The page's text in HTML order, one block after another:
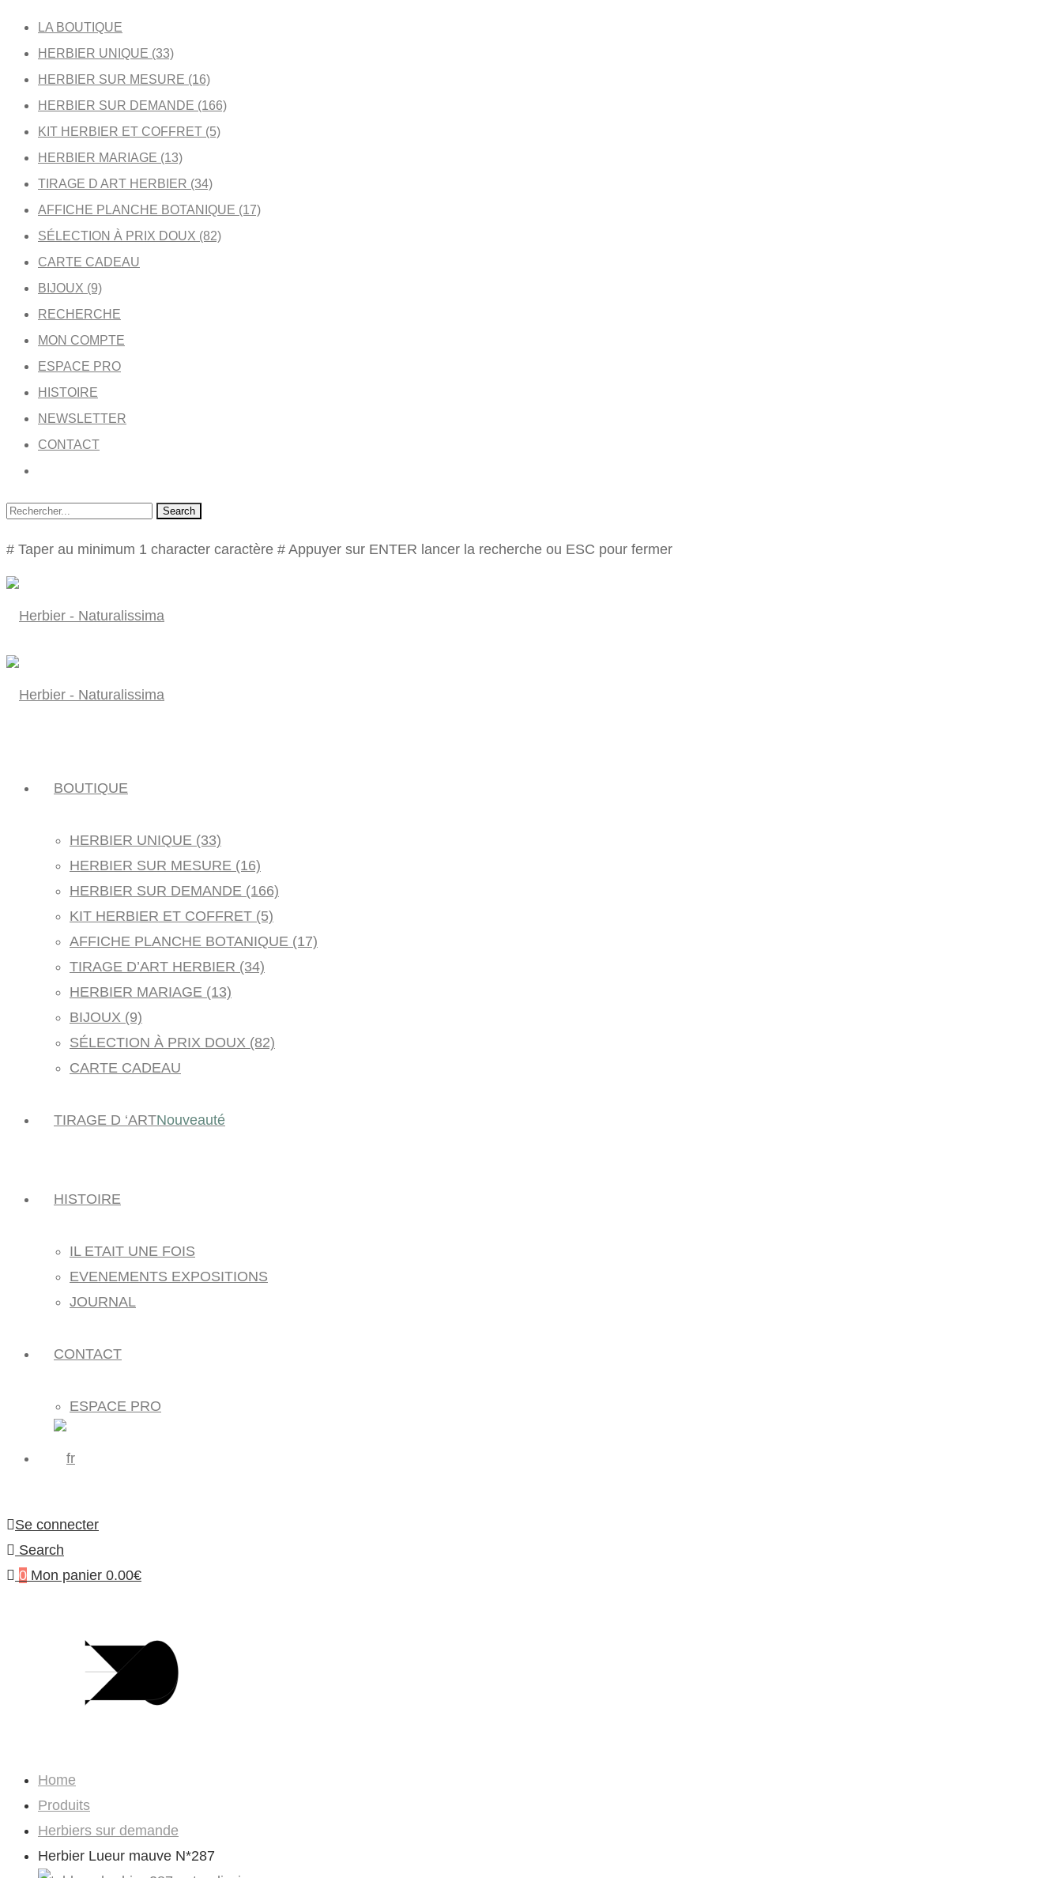
LA BOUTIQUE
HERBIER UNIQUE (33)
HERBIER SUR MESURE (16)
HERBIER SUR DEMANDE (166)
KIT HERBIER ET COFFRET (5)
HERBIER MARIAGE (13)
TIRAGE D ART HERBIER (34)
AFFICHE PLANCHE BOTANIQUE (17)
SÉLECTION À PRIX DOUX (82)
CARTE CADEAU
BIJOUX (9)
RECHERCHE
MON COMPTE
ESPACE PRO
HISTOIRE
NEWSLETTER
CONTACT
Search
# Taper au minimum 1 character caractère # Appuyer sur ENTER lancer la recherche ou ESC pour fermer
BOUTIQUE
HERBIER UNIQUE (33)
HERBIER SUR MESURE (16)
HERBIER SUR DEMANDE (166)
KIT HERBIER ET COFFRET (5)
AFFICHE PLANCHE BOTANIQUE (17)
TIRAGE D’ART HERBIER (34)
HERBIER MARIAGE (13)
BIJOUX (9)
SÉLECTION À PRIX DOUX (82)
CARTE CADEAU
TIRAGE D ‘ARTNouveauté
HISTOIRE
IL ETAIT UNE FOIS
EVENEMENTS EXPOSITIONS
JOURNAL
CONTACT
ESPACE PRO
Se connecter
Search
0 Mon panier 0.00€
Home
Produits
Herbiers sur demande
Herbier Lueur mauve N*287